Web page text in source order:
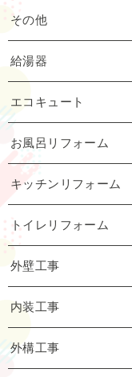
その他
給湯器
エコキュート
お風呂リフォーム
キッチンリフォーム
トイレリフォーム
外壁工事
内装工事
外構工事